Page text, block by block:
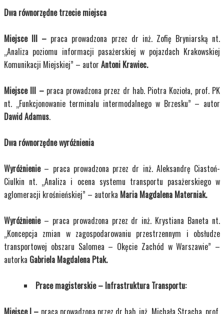
Dwa równorzędne trzecie miejsca
Miejsce III – praca prowadzona przez dr inż. Zofię Bryniarską nt.
„Analiza poziomu informacji pasażerskiej w pojazdach Krakowskiej
Komunikacji Miejskiej” – autor Antoni Krawiec.
Miejsce III – praca prowadzona przez dr hab. Piotra Kozioła, prof. PK
nt. „Funkcjonowanie terminalu intermodalnego w Brzesku” – autor
Dawid Adamus.
Dwa równorzędne wyróżnienia
Wyróżnienie– praca prowadzona przez dr inż. Aleksandrę Ciastoń-
Ciulkin nt. „Analiza i ocena systemu transportu pasażerskiego w
aglomeracji krośnieńskiej” – autorka Maria Magdalena Materniak.
Wyróżnienie– praca prowadzona przez dr inż. Krystiana Baneta nt.
„Koncepcja zmian w zagospodarowaniu przestrzennym i obsłudze
transportowej obszaru Salomea – Okęcie Zachód w Warszawie” –
autorka Gabriela Magdalena Ptak.
Prace magisterskie– Infrastruktura Transportu:
Miejsce I – praca prowadzona przez dr hab. inż. Michała Stracha, prof.